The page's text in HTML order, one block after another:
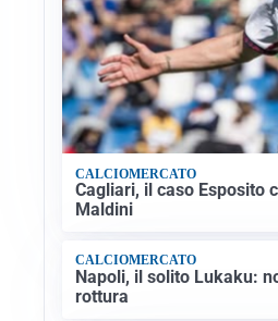
CALCIOMERCATO
Cagliari, il caso Esposito
Maldini
CALCIOMERCATO
Napoli, il solito Lukaku:
rottura